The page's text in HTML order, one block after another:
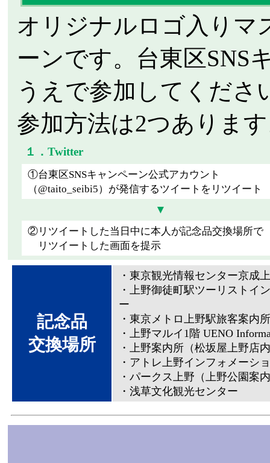
オリジナルロゴ入りマ
ーンです。台東区SNS
うえで参加してくだ
参加方法は2つありま
１．Twitter
①台東区SNSキャンペーン公式アカウント
（@taito_seibi5）が発信するツイートをリツイート
▼
②リツイートした当日中に本人が記念品交換場所で
リツイートした画面を提示
記念品
交換場所
・東京観光情報センター京成
・上野御徒町駅ツーリストイ
ー
・東京メトロ上野駅旅客案内所
・上野マルイ1階 UENO
・上野案内所（松坂屋上野店
・アトレ上野インフォメーシ
・パークス上野（上野公園案
・浅草文化観光センター